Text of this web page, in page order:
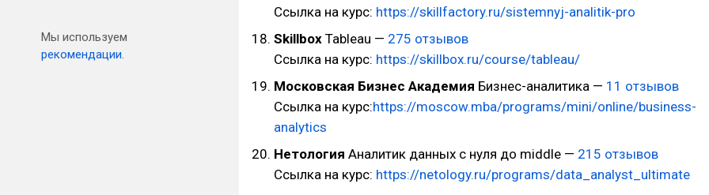
Мы используем
рекомендации.
Ссылка на курс: https://skillfactory.ru/sistemnyj-analitik-pro
Skillbox Tableau — 275 отзывов
Ссылка на курс: https://skillbox.ru/course/tableau/
Московская Бизнес Академия Бизнес-аналитика — 11 отзывов
Ссылка на курс:https://moscow.mba/programs/mini/online/business-
analytics
Нетология Аналитик данных с нуля до middle — 215 отзывов
Ссылка на курс: https://netology.ru/programs/data_analyst_ultimate